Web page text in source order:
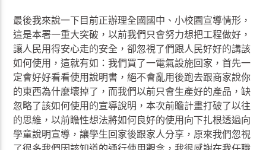
最後我來說一下目前正辦理全國國中、小校園宣導情形，
這是本署一重大突破，以前我們只會努力想把工程做好，
讓人民用得安心走的安全，卻忽視了們跟人民好好的講該
如何使用，這就有如：我們買了一電氣設施回家，首先一
定會好好看看使用說明書，絕不會亂用後跑去跟商家說你
的東西為什麼壞掉了，而我們以前只會生產好的產品，缺
忽略了該如何使用的宣導說明，本次前瞻計畫打破了以往
的思維，以前瞻性想法將如何良好的使用向下扎根透過向
學童說明宣導，讓學生回家後跟家人分享，原來我們忽視